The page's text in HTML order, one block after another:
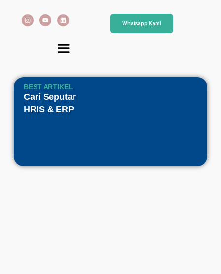
Whatsapp Kami
BEST ARTIKEL
Cari Seputar
HRIS & ERP